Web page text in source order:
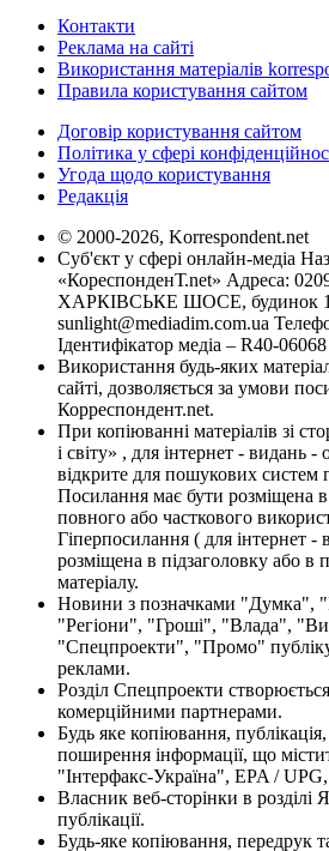
Контакти
Реклама на сайті
Використання матеріалів
Правила користування сайтом
Договір користування сайтом
Політика у сфері
Угода щодо користування
Редакція
© 2000-2026, Korrespondent.net
Суб'єкт у сфері онлайн-медіа
«КореспонденТ.net» Адреса:
ХАРКІВСЬКЕ ШОСЕ, будинок
sunlight@mediadim.com.ua
Ідентифікатор медіа – R40-06068
Використання будь-яких
сайті, дозволяється за умови
Корреспондент.net.
При копіюванні матеріалів зі
і світу» , для інтернет - видань -
відкрите для пошукових систем
Посилання має бути розміщена в
повного або часткового
Гіперпосилання ( для інтернет
розміщена в підзаголовку або в
матеріалу.
Новини з позначками "Думка",
"Регіони", "Гроші", "Влада",
"Спецпроекти", "Промо"
реклами.
Розділ Спецпроекти
комерційними партнерами.
Будь яке копіювання,
поширення інформації, що
"Інтерфакс-Україна", EPA /
Власник веб-сторінки в розділі
публікації.
Будь-яке копіювання, передрук